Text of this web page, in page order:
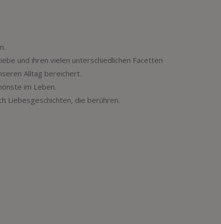
und ihren vielen unterschiedlichen Facetten
Alltag bereichert.
im Leben.
Liebesgeschichten, die berühren.